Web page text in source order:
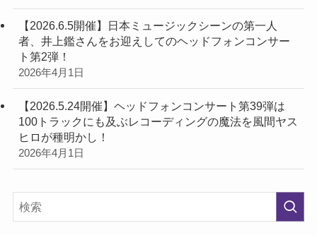
【2026.6.5開催】日本ミュージックシーンの第一人
者、井上鑑さんをお迎えしてのヘッドフォンコンサー
ト第2弾！
2026年4月1日
【2026.5.24開催】ヘッドフォンコンサート第39弾は
100トラックにも及ぶレコーディングの魔法を風間ヤス
ヒロが種明かし！
2026年4月1日